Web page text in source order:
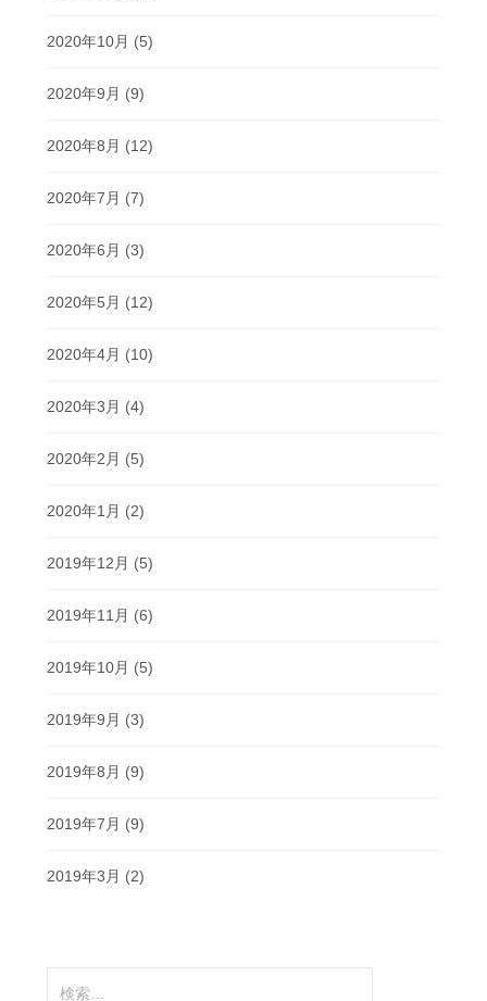
2020年10月 (5)
2020年9月 (9)
2020年8月 (12)
2020年7月 (7)
2020年6月 (3)
2020年5月 (12)
2020年4月 (10)
2020年3月 (4)
2020年2月 (5)
2020年1月 (2)
2019年12月 (5)
2019年11月 (6)
2019年10月 (5)
2019年9月 (3)
2019年8月 (9)
2019年7月 (9)
2019年3月 (2)